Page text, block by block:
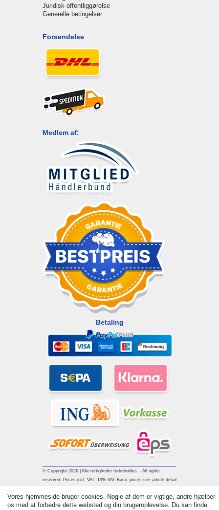
Juridisk offentliggørelse
Generelle betingelser
Forsendelse
Medlem af:
Betaling
© Copyright 2026 | Alle rettigheder forbeholdes. - All rights
reserved. Prices incl. VAT. 19% VAT Basic prices see article detail
Vores hjemmeside bruger cookies. Nogle af dem er vigtige, andre hjælper
os med at forbedre dette websted og din brugeroplevelse. Du kan finde